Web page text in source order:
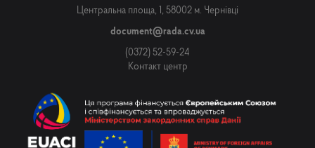
Центральна площа, 1, 58002 м. Чернівці
document@rada.cv.ua
(0372) 52-59-24
Контакт центр